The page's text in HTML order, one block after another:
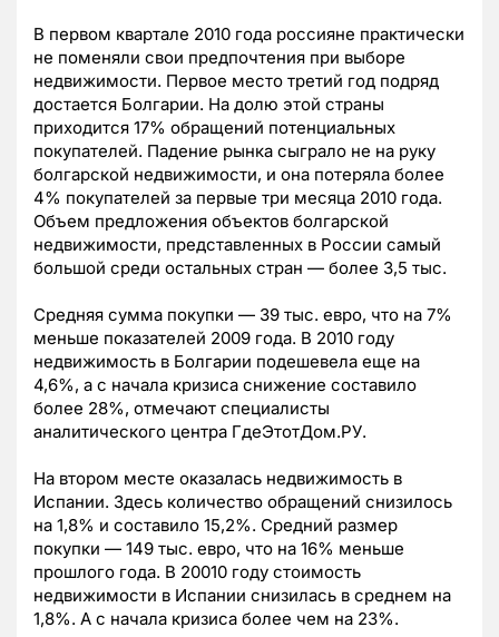
В первом квартале 2010 года россияне практически
не поменяли свои предпочтения при выборе
недвижимости. Первое место третий год подряд
достается Болгарии. На долю этой страны
приходится 17% обращений потенциальных
покупателей. Падение рынка сыграло не на руку
болгарской недвижимости, и она потеряла более
4% покупателей за первые три месяца 2010 года.
Объем предложения объектов болгарской
недвижимости, представленных в России самый
большой среди остальных стран — более 3,5 тыс.
Средняя сумма покупки — 39 тыс. евро, что на 7%
меньше показателей 2009 года. В 2010 году
недвижимость в Болгарии подешевела еще на
4,6%, а с начала кризиса снижение составило
более 28%, отмечают специалисты
аналитического центра ГдеЭтотДом.РУ.
На втором месте оказалась недвижимость в
Испании. Здесь количество обращений снизилось
на 1,8% и составило 15,2%. Средний размер
покупки — 149 тыс. евро, что на 16% меньше
прошлого года. В 20010 году стоимость
недвижимости в Испании снизилась в среднем на
1,8%. А с начала кризиса более чем на 23%.